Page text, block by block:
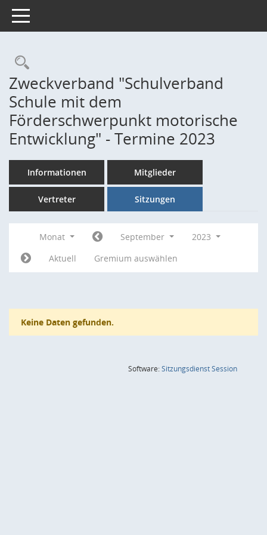
Toggle navigation
Rechercheauswahl
Zweckverband "Schulverband
Schule mit dem
Förderschwerpunkt motorische
Entwicklung" - Termine 2023
Informationen Mitglieder
Vertreter Sitzungen
Monat September
2023
Aktuell
Gremium auswählen
Keine Daten gefunden.
Software:SitzungsdienstSession(Wird in